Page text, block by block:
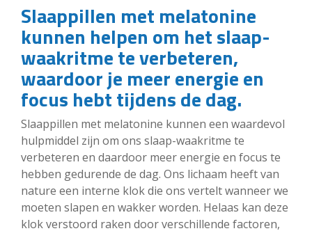
Slaappillen met melatonine
kunnen helpen om het slaap-
waakritme te verbeteren,
waardoor je meer energie en
focus hebt tijdens de dag.
Slaappillen met melatonine kunnen een waardevol
hulpmiddel zijn om ons slaap-waakritme te
verbeteren en daardoor meer energie en focus te
hebben gedurende de dag. Ons lichaam heeft van
nature een interne klok die ons vertelt wanneer we
moeten slapen en wakker worden. Helaas kan deze
klok verstoord raken door verschillende factoren,